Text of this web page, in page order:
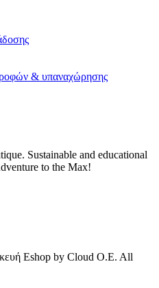
& υπαναχώρησης
Sustainable and educational
to the Max!
Eshop by Cloud O.E. All